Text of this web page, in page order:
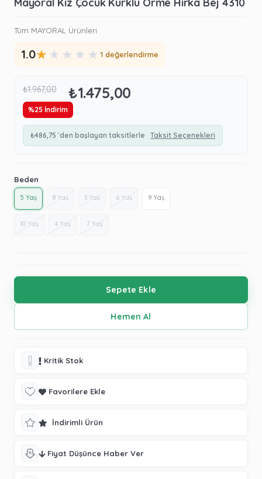
Mayoral Kız Çocuk Kürklü Örme Hırka Bej 4310
Tüm MAYORAL Ürünleri
1.0★ ★ ★ ★ ★ 1 değerlendirme
₺1.967,00 ₺1.475,00
%25 İndirim
₺486,75 `den başlayan taksitlerle Taksit Seçenekleri
Beden
5 Yaş 8 Yaş 3 Yaş 6 Yaş 9 Yaş
10 Yaş 4 Yaş 7 Yaş
Kritik Stok
Favorilere Ekle
İndirimli Ürün
Fiyat Düşünce Haber Ver